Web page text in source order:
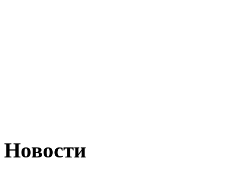
Новости